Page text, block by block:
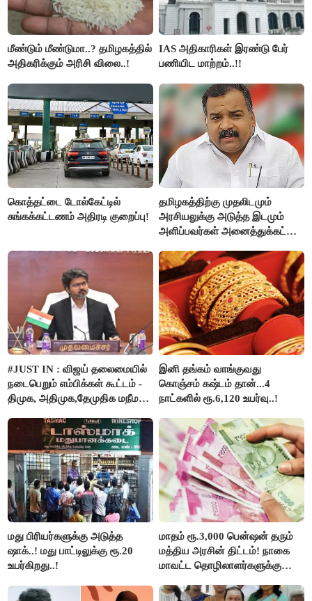
மீண்டும் மீண்டுமா..? தமிழகத்தில்
அதிகரிக்கும் அரிசி விலை..!
IAS அதிகாரிகள் இரண்டு பேர்
பணியிட மாற்றம்..!!
கொத்தட்டை டோல்கேட்டில்
சுங்கக்கட்டணம் அதிரடி குறைப்பு!
தமிழகத்திற்கு முதலிடமும்
அரசியலுக்கு அடுத்த இடமும்
அளிப்பவர்கள் அனைத்துக்கட்சி
பங்கேற்பார்கள் - மாணிக்கம்
தாகூர்..!!
#JUST IN : விஜய் தலைமையில்
நடைபெறும் எம்பிக்கள் கூட்டம் -
திமுக, அதிமுக,தேமுதிக மநீம
இனி தங்கம் வாங்குவது
கொஞ்சம் கஷ்டம் தான்...4
நாட்களில் ரூ.6,120 உயர்வு..!
மது பிரியர்களுக்கு அடுத்த
ஷாக்..! மது பாட்டிலுக்கு ரூ.20
உயர்கிறது..!
மாதம் ரூ.3,000 பென்ஷன் தரும்
மத்திய அரசின் திட்டம்! நாகை
மாவட்ட தொழிலாளர்களுக்கு
செய்தி!